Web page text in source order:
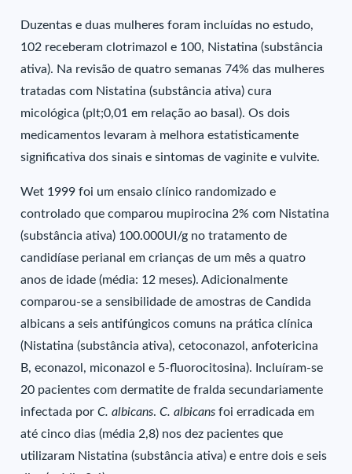
Duzentas e duas mulheres foram incluídas no estudo,
102 receberam clotrimazol e 100, Nistatina (substância
ativa). Na revisão de quatro semanas 74% das mulheres
tratadas com Nistatina (substância ativa) cura
micológica (plt;0,01 em relação ao basal). Os dois
medicamentos levaram à melhora estatisticamente
significativa dos sinais e sintomas de vaginite e vulvite.
Wet 1999 foi um ensaio clínico randomizado e
controlado que comparou mupirocina 2% com Nistatina
(substância ativa) 100.000UI/g no tratamento de
candidíase perianal em crianças de um mês a quatro
anos de idade (média: 12 meses). Adicionalmente
comparou-se a sensibilidade de amostras de Candida
albicans a seis antifúngicos comuns na prática clínica
(Nistatina (substância ativa), cetoconazol, anfotericina
B, econazol, miconazol e 5-fluorocitosina). Incluíram-se
20 pacientes com dermatite de fralda secundariamente
infectada por C. albicans.C. albicans foi erradicada em
até cinco dias (média 2,8) nos dez pacientes que
utilizaram Nistatina (substância ativa) e entre dois e seis